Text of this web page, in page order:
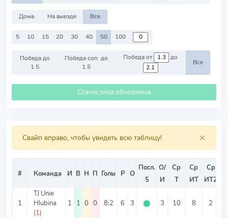
Дома На выезде Все
5 10 15 20 30 40 50 100
Победа до
1.5
Победа соп. до
1.5
Победа от до
Все
Статистика обновлена
×
Свайп вправо, чтобы увидеть всю таблицу!
# Команда И В Н П Голы Р О
Посл.
5
О/
И
Ср
Т
Ср
ИТ
Ср
ИТ2
1
TJ Unie
Hlubina
(1)
1 1 0 0 8:2 6 3 ⬤ 3 10 8 2